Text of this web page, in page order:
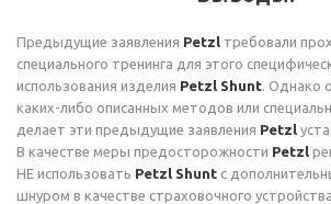
Предыдущие заявления Petzl требовали
специального тренинга для этого
использования изделия Petzl Shunt. Однако
каких-либо описанных методов или
делает эти предыдущие заявления Petzl
В качестве меры предосторожности Petzl
НЕ использовать Petzl Shunt с
шнуром в качестве страховочного